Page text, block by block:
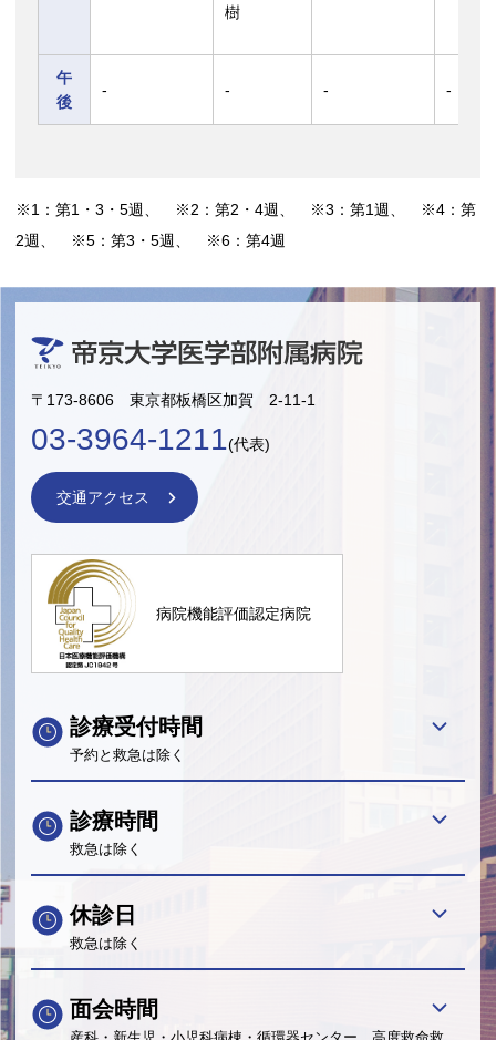
樹
午
後
- - - -
※1：第1・3・5週、 ※2：第2・4週、 ※3：第1週、 ※4：第
2週、 ※5：第3・5週、 ※6：第4週
〒173-8606 東京都板橋区加賀 2-11-1
03-3964-1211(代表)
交通アクセス
病院機能評価認定病院
診療受付時間
予約と救急は除く
診療時間
救急は除く
休診日
救急は除く
面会時間